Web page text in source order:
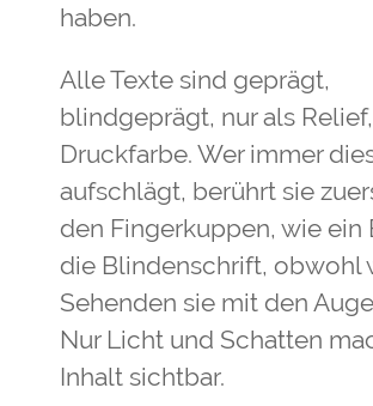
haben.
Alle Texte sind geprägt,
blindgeprägt, nur als
Druckfarbe. Wer immer
aufschlägt, berührt sie
den Fingerkuppen, wie ein
die Blindenschrift, obwohl
Sehenden sie mit den
Nur Licht und Schatten
Inhalt sichtbar.